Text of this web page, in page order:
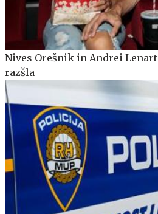
Nives Orešnik in Andrei
razšla